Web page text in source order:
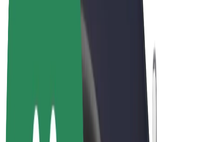
E-velosipēdi
Bolt Plus
Gūsti ieņēmumus ar Bolt